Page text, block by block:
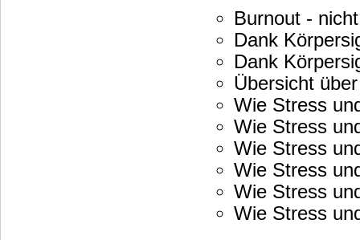
Burnout -
Dank
Dank
Übersicht
Wie Stress
Wie Stress
Wie Stress
Wie Stress
Wie Stress
Wie Stress